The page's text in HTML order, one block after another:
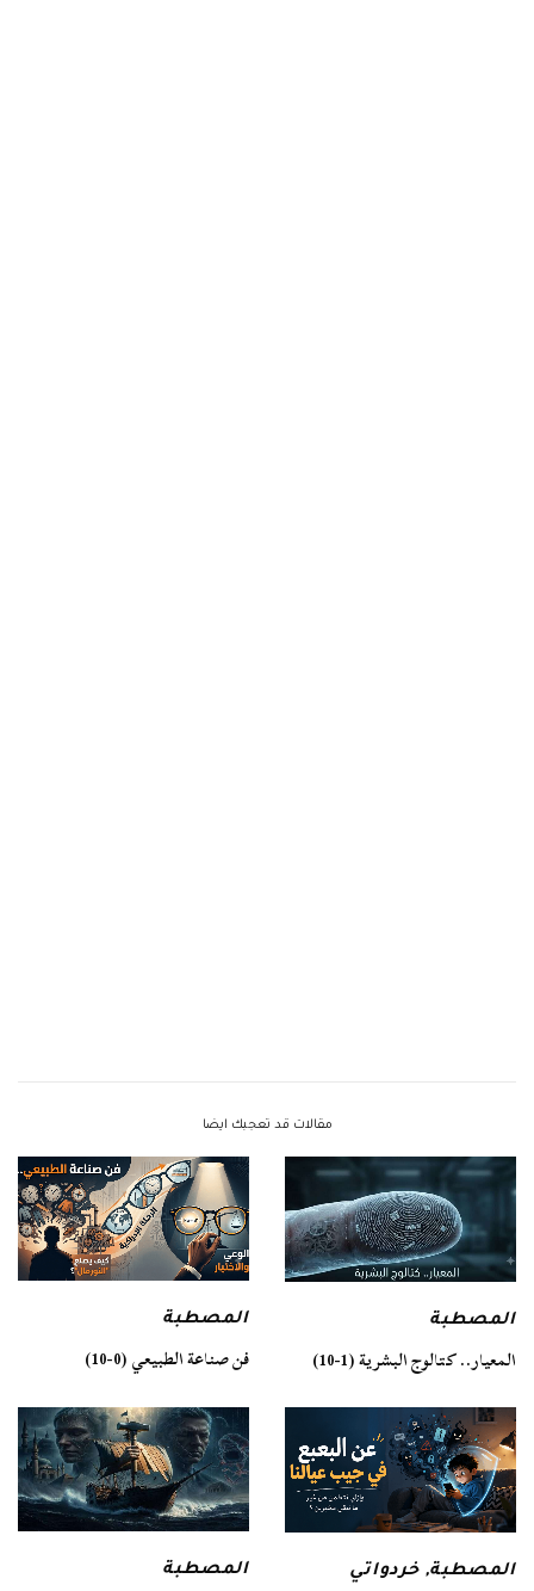
مقالات قد تعجبك ايضا
المصطبة
المعيار.. كتالوج البشرية (1-10)
المصطبة
فن صناعة الطبيعي (0-10)
المصطبة,خردواتي المصطبة